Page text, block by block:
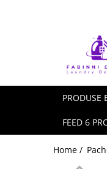
PRODUSE
FEED 6
Home /